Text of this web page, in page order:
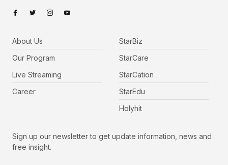
About Us
Our Program
Live Streaming
Career
StarBiz
StarCare
StarCation
StarEdu
Holyhit
Sign up our newsletter to get update information, news and
free insight.